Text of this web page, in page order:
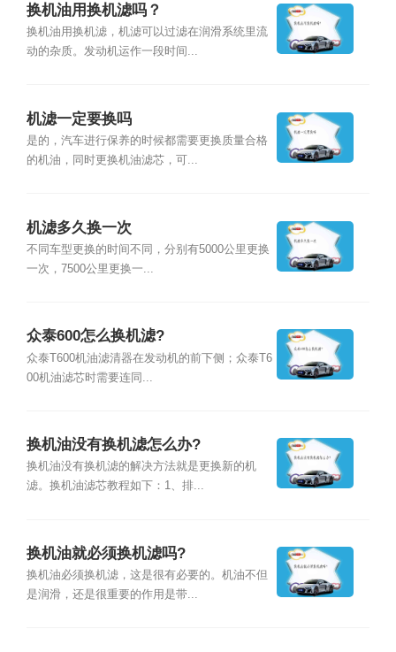
换机油用换机滤吗？
换机油用换机滤，机滤可以过滤在润滑系统里流
动的杂质。发动机运作一段时间...
机滤一定要换吗
是的，汽车进行保养的时候都需要更换质量合格
的机油，同时更换机油滤芯，可...
机滤多久换一次
不同车型更换的时间不同，分别有5000公里更换
一次，7500公里更换一...
众泰600怎么换机滤?
众泰T600机油滤清器在发动机的前下侧；众泰T6
00机油滤芯时需要连同...
换机油没有换机滤怎么办?
换机油没有换机滤的解决方法就是更换新的机
滤。换机油滤芯教程如下：1、排...
换机油就必须换机滤吗?
换机油必须换机滤，这是很有必要的。机油不但
是润滑，还是很重要的作用是带...